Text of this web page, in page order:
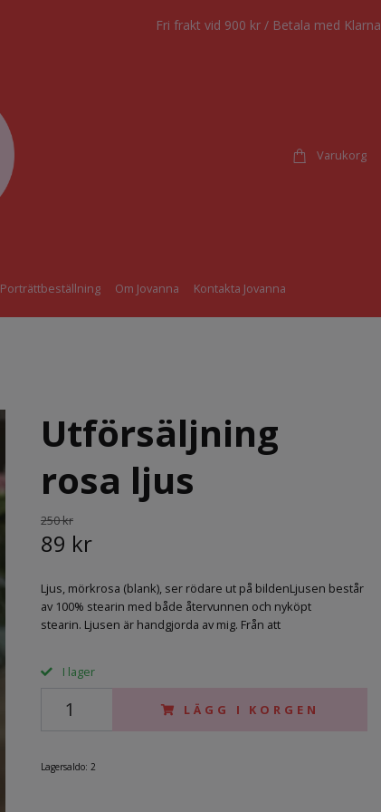
Fri frakt vid 900 kr / Betala med Klarna
Varukorg
Porträttbeställning Om Jovanna Kontakta Jovanna
Utförsäljning
rosa ljus
250 kr
89 kr
Ljus, mörkrosa (blank), ser rödare ut på bildenLjusen består
av 100% stearin med både återvunnen och nyköpt
stearin. Ljusen är handgjorda av mig. Från att
I lager
LÄGG I KORGEN
Lagersaldo: 2